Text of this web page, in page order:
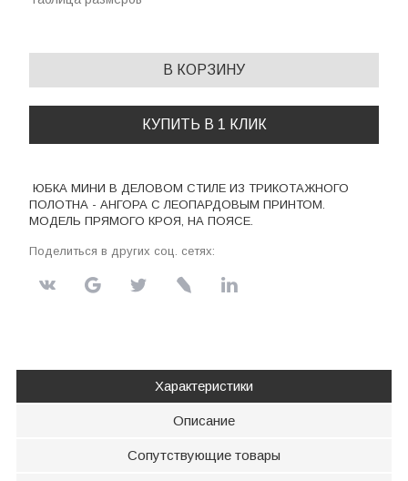
В КОРЗИНУ
КУПИТЬ В 1 КЛИК
ЮБКА МИНИ В ДЕЛОВОМ СТИЛЕ ИЗ ТРИКОТАЖНОГО
ПОЛОТНА - АНГОРА С ЛЕОПАРДОВЫМ ПРИНТОМ.
МОДЕЛЬ ПРЯМОГО КРОЯ, НА ПОЯСЕ.
Поделиться в других соц. сетях:
Характеристики
Описание
Сопутствующие товары